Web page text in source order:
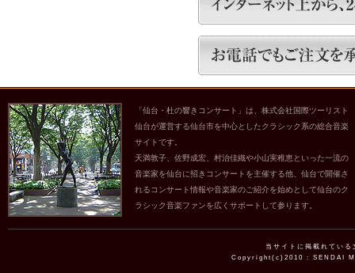
「仙台・杜の響きコンサート」は、株式会社国際ツーリスト
仙台が運営する仙台市を中心としたクラシック系の総合音楽
サイトです。
天満敦子、佐野成宏、村治佳織や小山実稚恵といった一流の
音楽家を仙台に招きコンサートを主催する他、仙台で開催さ
れるコンサート情報や音楽家のご紹介を始めとして仙台のク
ラシック音楽ファンを広くサポートして参ります。
当サイトに掲載れてい
Copyright(c)2010 : SENDAI